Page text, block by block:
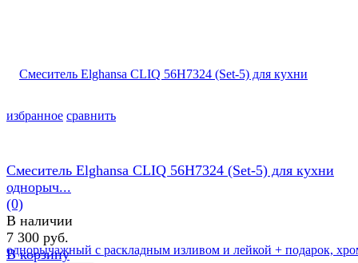
избранное сравнить
Смеситель Elghansa CLIQ 56H7324 (Set-5) для кухни
однорыч...
(0)
В наличии
7 300 руб.
В корзину